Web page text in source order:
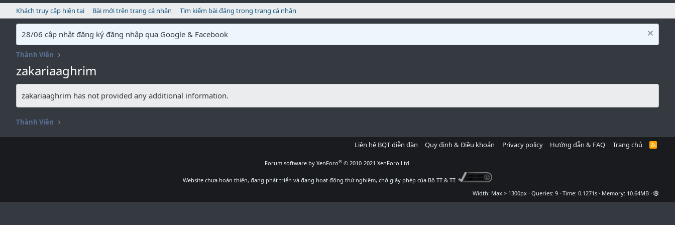
Khách truy cập hiện tại Bài mới trên trang cá nhân Tìm kiếm bài đăng trong trang cá nhân
28/06 cập nhật đăng ký đăng nhập qua Google & Facebook
Thành Viên
zakariaaghrim
zakariaaghrim has not provided any additional information.
Thành Viên
Liên hệ BQT diễn đàn Quy định & Điều khoản Privacy policy Hướng dẫn & FAQ Trang chủ
R
Forum software by XenForo® © 2010-2021 XenForo Ltd.
Website chưa hoàn thiện, đang phát triển và đang hoạt động thử nghiệm, chờ giấy phép của Bộ TT & TT.
Width
Queries 9 Time 0.1271s Memory 10.64MB